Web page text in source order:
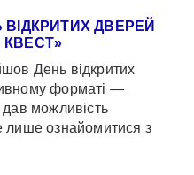
ДВЕРЕЙ
КВЕСТ»
День відкритих
форматі —
можливість
лише ознайомитися з